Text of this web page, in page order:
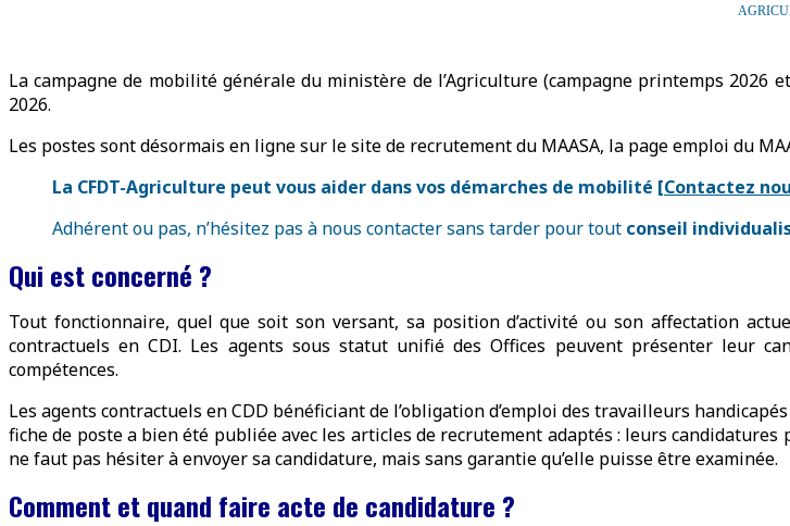
La campagne de mobilité générale du ministère de l’Agriculture (campagne printemps 2026
2026.
Les postes sont désormais en ligne sur le site de recrutement du MAASA, la page emploi du
La CFDT-Agriculture peut vous aider dans vos démarches de mobilité [Contactez
Adhérent ou pas, n’hésitez pas à nous contacter sans tarder pour tout conseil
Qui est concerné ?
Tout fonctionnaire, quel que soit son versant, sa position d’activité ou son affectation
contractuels en CDI. Les agents sous statut unifié des Offices peuvent présenter leur
compétences.
Les agents contractuels en CDD bénéficiant de l’obligation d’emploi des travailleurs
fiche de poste a bien été publiée avec les articles de recrutement adaptés : leurs
ne faut pas hésiter à envoyer sa candidature, mais sans garantie qu’elle puisse être examinée.
Comment et quand faire acte de candidature ?